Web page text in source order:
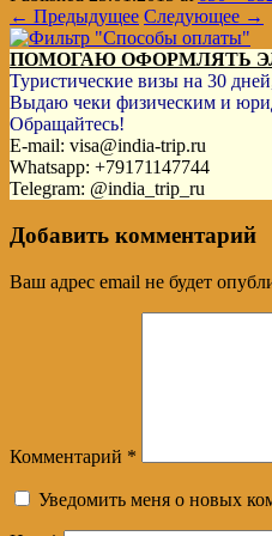
← Предыдущее Следующее →
ПОМОГАЮ ОФОРМЛЯТЬ
Туристические визы на 30
Выдаю чеки физическим и
Обращайтесь!
E-mail: visa@india-trip.ru
Whatsapp: +79171147744
Telegram: @india_trip_ru
Добавить комментарий
Ваш адрес email не будет
Комментарий *
Уведомить меня о новых